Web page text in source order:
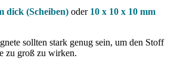
dick (Scheiben) oder 10 x 10 x 10 mm
sollten stark genug sein, um den Stoff
zu groß zu wirken.